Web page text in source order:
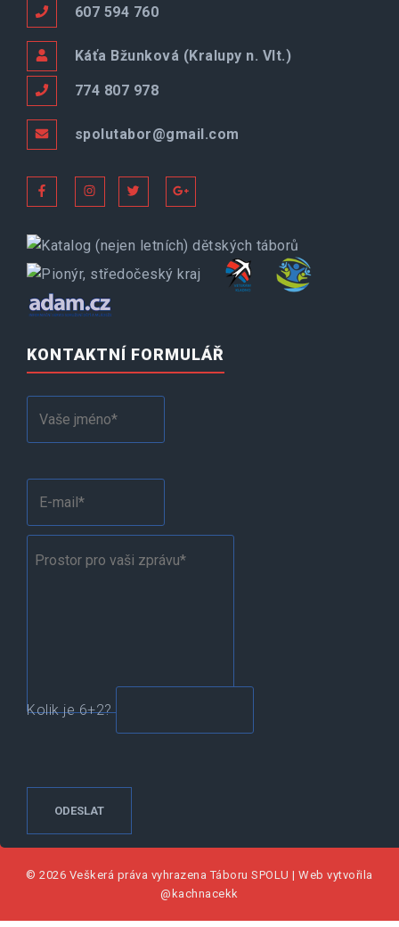
607 594 760
Káťa Bžunková (Kralupy n. Vlt.)
774 807 978
spolutabor@gmail.com
KONTAKTNÍ FORMULÁŘ
Kolik je 6+2?
© 2026 Veškerá práva vyhrazenaTáboru SPOLU |Web vytvořila
@kachnacekk